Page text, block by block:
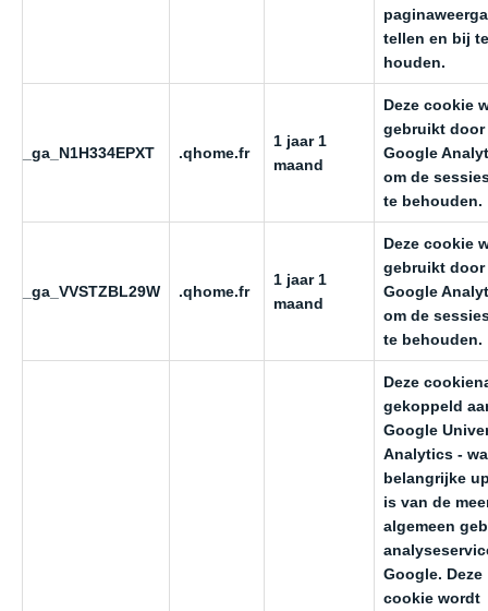
tellen en bij te
houden.
_ga_N1H334EPXT .qhome.fr
1 jaar 1
maand
Deze cookie
gebruikt door
Google
om de
te behouden.
_ga_VVSTZBL29W .qhome.fr
1 jaar 1
maand
Deze cookie
gebruikt door
Google
om de
te behouden.
Deze
gekoppeld
Google
Analytics -
belangrijke
is van de
algemeen
Google. Deze
cookie wordt